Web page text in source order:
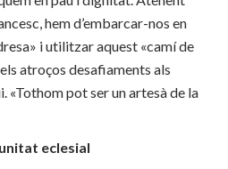
hem d’embarcar-nos en
i utilitzar aquest «camí de
atroços desafiaments als
«Tothom pot ser un artesà de la
eclesial